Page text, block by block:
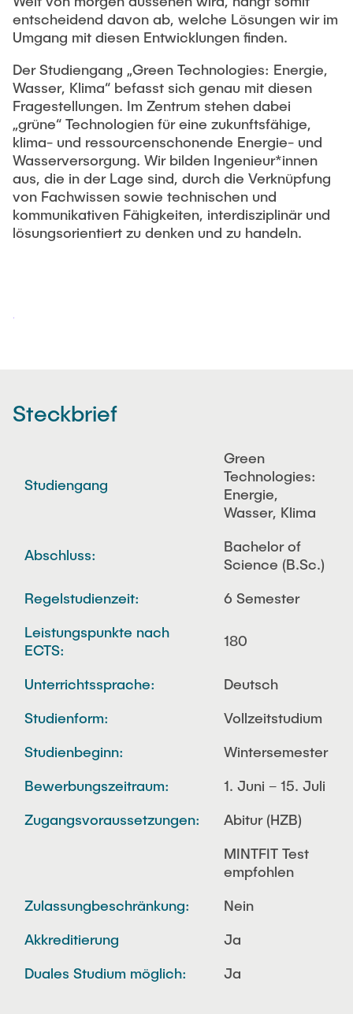
Lehre und Lernen
Best Practices Lehre
LearnING Center
Lehre im europäischen Verbund (ECIU)
WorkINGLab / Makerspace
Interdisziplinärer Workshop des FSP
„Biobasierte Prozesse und
Reaktortechnologien“
Forschung und Institute
Studienbereich FIT
Institute im Überblick
entscheidend davon ab, welche Lösungen wir im
Umgang mit diesen Entwicklungen finden.
Der Studiengang „Green Technologies: Energie,
Wasser, Klima“ befasst sich genau mit diesen
Fragestellungen. Im Zentrum stehen dabei
„grüne“ Technologien für eine zukunftsfähige,
klima- und ressourcenschonende Energie- und
Wasserversorgung. Wir bilden Ingenieur*innen
aus, die in der Lage sind, durch die Verknüpfung
von Fachwissen sowie technischen und
kommunikativen Fähigkeiten, interdisziplinär und
lösungsorientiert zu denken und zu handeln.
Steckbrief
Studiengang
Green
Technologies:
Energie,
Wasser, Klima
Abschluss:
Bachelor of
Science (B.Sc.)
Regelstudienzeit:
6 Semester
Leistungspunkte nach
ECTS:
180
Unterrichtssprache:
Deutsch
Studienform:
Vollzeitstudium
Studienbeginn:
Wintersemester
Bewerbungszeitraum:
1. Juni – 15. Juli
Zugangsvoraussetzungen:
Abitur (HZB)
MINTFIT Test
empfohlen
Zulassungbeschränkung:
Nein
Akkreditierung
Ja
Duales Studium möglich:
Ja